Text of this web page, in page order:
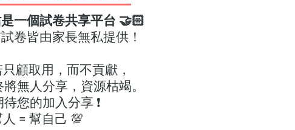
一個試卷共享平台 🤝🏻
卷皆由家長無私提供！
顧取用，而不貢獻，
將無人分享，資源枯竭。
待您的加入分享 ❗
= 幫自己 💯